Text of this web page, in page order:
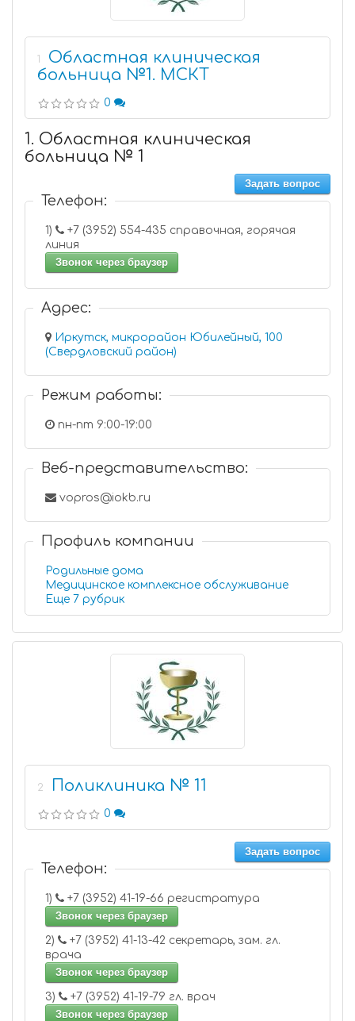
1
Областная клиническая
больница №1. МСКТ
0
1. Областная клиническая
больница № 1
Задать вопрос
Телефон:
1)
линия
Звонок через браузер
Адрес:
Иркутск, микрорайон Юбилейный, 100
(Свердловский район)
Режим работы:
пн-пт 9:00-19:00
Веб-представительство:
vopros@iokb.ru
Профиль компании
Родильные дома
Медицинское комплексное обслуживание
Еще 7 рубрик
2 Поликлиника № 11
0
Задать вопрос
Телефон:
1)
+7 (3952) 41-19-66 регистратура
Звонок через браузер
2)
врача
Звонок через браузер
3)
+7 (3952) 41-19-79 гл. врач
Звонок через браузер